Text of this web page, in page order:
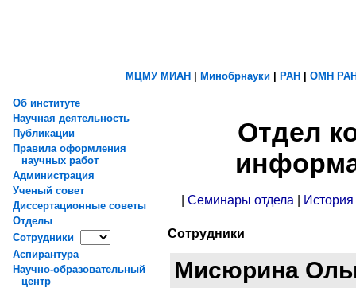
МЦМУ МИАН Минобрнауки РАН ОМН
Об институте
Научная деятельность
Публикации
Правила оформления
научных работ
Администрация
Ученый совет
Диссертационные советы
Отделы
Сотрудники
Аспирантура
Научно-образовательный
центр
Отдел
Семинары отдела История
Сотрудники
Мисюрина